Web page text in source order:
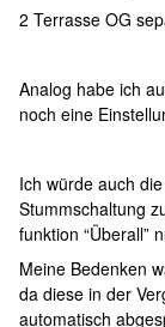
2 Terrasse OG
Analog habe ich
noch eine
Ich würde auch
Stummschaltung
funktion “Überall”
Meine Bedenken
da diese in der
automatisch